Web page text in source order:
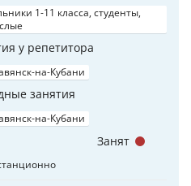
1-11 класса, студенты,
у репетитора
на-Кубани
занятия
на-Кубани
Занят